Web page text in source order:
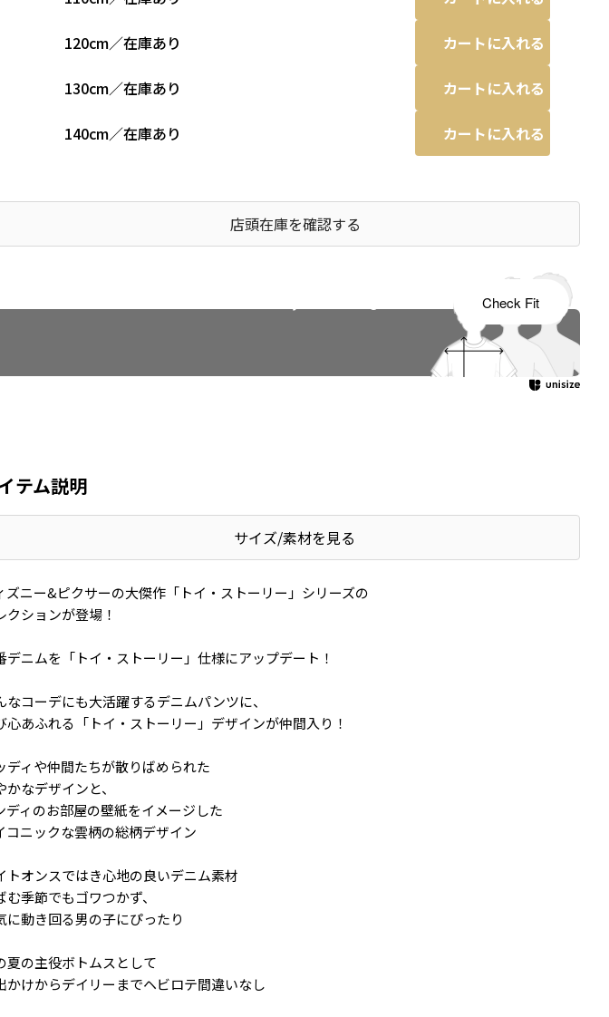
120cm／在庫あり カートに入れる
130cm／在庫あり カートに入れる
140cm／在庫あり カートに入れる
店頭在庫を確認する
テム説明
サイズ/素材を見る
ズニー&ピクサーの大傑作「トイ・ストーリー」シリーズの
クションが登場！
デニムを「トイ・ストーリー」仕様にアップデート！
なコーデにも大活躍するデニムパンツに、
心あふれる「トイ・ストーリー」デザインが仲間入り！
ディや仲間たちが散りばめられた
かなデザインと、
ディのお部屋の壁紙をイメージした
コニックな雲柄の総柄デザイン
トオンスではき心地の良いデニム素材
む季節でもゴワつかず、
に動き回る男の子にぴったり
夏の主役ボトムスとして
かけからデイリーまでヘビロテ間違いなし
Check Fit